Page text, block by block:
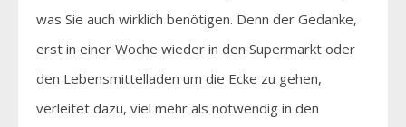
was Sie auch wirklich benötigen. Denn der Gedanke,
erst in einer Woche wieder in den Supermarkt oder
den Lebensmittelladen um die Ecke zu gehen,
verleitet dazu, viel mehr als notwendig in den